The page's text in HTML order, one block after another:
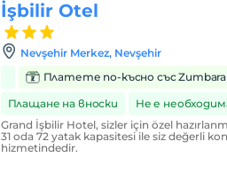
İşbilir Otel
Nevşehir Merkez, Nevşehir
Платете по-късно със Zumbara
Плащане на вноски
Не е
Grand İşbilir Hotel, sizler için özel
31 oda 72 yatak kapasitesi ile siz değerli
hizmetindedir.